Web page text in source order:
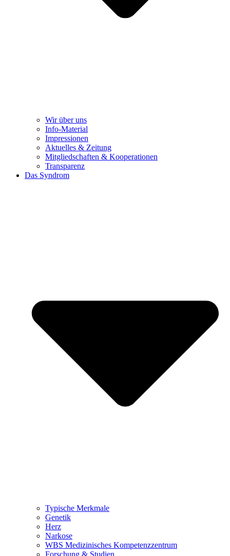
Wir über uns
Info-Material
Impressionen
Aktuelles & Zeitung
Mitgliedschaften & Kooperationen
Transparenz
Das Syndrom
Typische Merkmale
Genetik
Herz
Narkose
WBS Medizinisches Kompetenzzentrum
Forschung & Studien